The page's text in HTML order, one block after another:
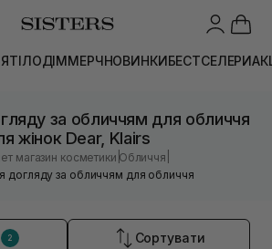
ТІЛОДІММЕРЧНОВИНКИБЕСТСЕЛЕРИ
за обличчям для обличчя
жінок Dear, Klairs
магазин косметики |Обличчя
догляду за обличчям для обличчя
2 Сортувати